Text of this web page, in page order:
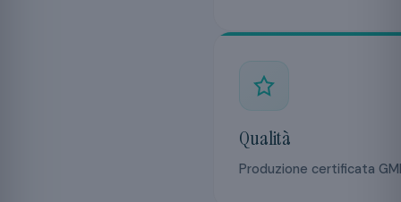
Qualità
Produzione certificata